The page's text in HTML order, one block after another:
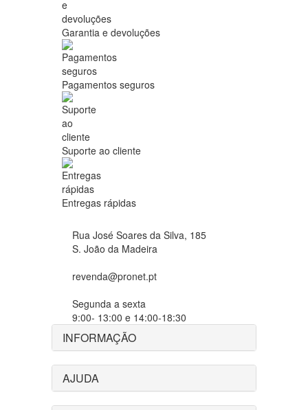
Garantia e devoluções
Pagamentos seguros
Suporte ao cliente
Entregas rápidas
Rua José Soares da Silva, 185
S. João da Madeira
revenda@pronet.pt
Segunda a sexta
9:00- 13:00 e 14:00-18:30
INFORMAÇÃO
AJUDA